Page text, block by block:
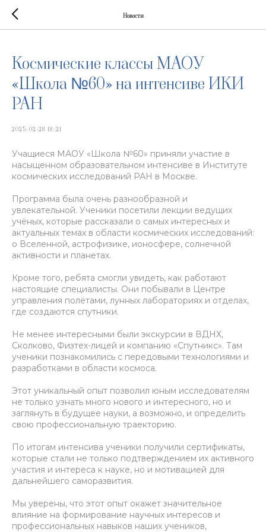
Новости
Космические классы МАОУ
«Школа №60» на интенсиве ИКИ
РАН
2025-02-28 18:21
Учащиеся МАОУ «Школа №60» приняли участие в
насыщенном образовательном интенсиве в Институте
космических исследований РАН в Москве.
Программа была очень разнообразной и
увлекательной. Ученики посетили лекции ведущих
учёных, которые рассказали о самых интересных и
актуальных темах в области космических исследований:
о Вселенной, астрофизике, ионосфере, солнечной
активности и планетах.
Кроме того, ребята смогли увидеть, как работают
настоящие специалисты. Они побывали в Центре
управления полётами, лунных лабораториях и отделах,
где создаются спутники.
Не менее интересными были экскурсии в ВДНХ,
Сколково, Физтех-лицей и компанию «Спутникс». Там
ученики познакомились с передовыми технологиями и
разработками в области космоса.
Этот уникальный опыт позволил юным исследователям
не только узнать много нового и интересного, но и
заглянуть в будущее науки, а возможно, и определить
свою профессиональную траекторию.
По итогам интенсива ученики получили сертификаты,
которые стали не только подтверждением их активного
участия и интереса к науке, но и мотивацией для
дальнейшего саморазвития.
Мы уверены, что этот опыт окажет значительное
влияние на формирование научных интересов и
профессиональных навыков наших учеников,